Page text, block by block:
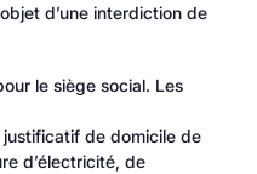
d’une interdiction de
le siège social. Les
justificatif de domicile de
d’électricité, de